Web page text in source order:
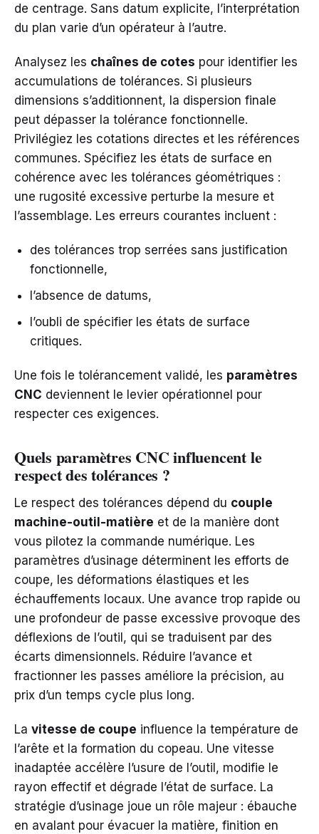
de centrage. Sans datum explicite, l’interprétation
du plan varie d’un opérateur à l’autre.
Analysez les chaînes de cotes pour identifier les
accumulations de tolérances. Si plusieurs
dimensions s’additionnent, la dispersion finale
peut dépasser la tolérance fonctionnelle.
Privilégiez les cotations directes et les références
communes. Spécifiez les états de surface en
cohérence avec les tolérances géométriques :
une rugosité excessive perturbe la mesure et
l’assemblage. Les erreurs courantes incluent :
des tolérances trop serrées sans justification
fonctionnelle,
l’absence de datums,
l’oubli de spécifier les états de surface
critiques.
Une fois le tolérancement validé, les paramètres
CNC deviennent le levier opérationnel pour
respecter ces exigences.
Quels paramètres CNC influencent le
respect des tolérances ?
Le respect des tolérances dépend du couple
machine-outil-matière et de la manière dont
vous pilotez la commande numérique. Les
paramètres d’usinage déterminent les efforts de
coupe, les déformations élastiques et les
échauffements locaux. Une avance trop rapide ou
une profondeur de passe excessive provoque des
déflexions de l’outil, qui se traduisent par des
écarts dimensionnels. Réduire l’avance et
fractionner les passes améliore la précision, au
prix d’un temps cycle plus long.
La vitesse de coupe influence la température de
l’arête et la formation du copeau. Une vitesse
inadaptée accélère l’usure de l’outil, modifie le
rayon effectif et dégrade l’état de surface. La
stratégie d’usinage joue un rôle majeur : ébauche
en avalant pour évacuer la matière, finition en